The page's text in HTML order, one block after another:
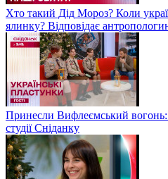
Хто такий Дід Мороз? Коли
ялинку? Відповідає
Принесли Вифлеємський вогонь:
студії Сніданку